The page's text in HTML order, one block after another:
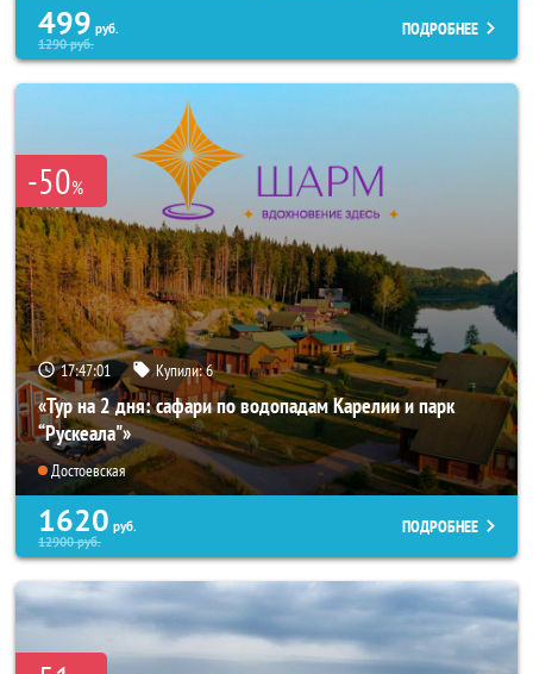
499 руб.
1290руб.
ПОДРОБНЕЕ
-50%
17:46:57 Купили:6
«Тур на 2 дня: сафари по водопадам Карелии и парк
“Рускеала"»
Достоевская
1620 руб.
12900руб.
ПОДРОБНЕЕ